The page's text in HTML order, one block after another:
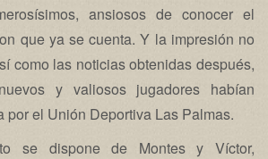
ansiosos de conocer el
que ya se cuenta. Y la impresión no
como las noticias obtenidas después,
y valiosos jugadores habían
por el Unión Deportiva Las Palmas.
se dispone de Montes y Víctor,